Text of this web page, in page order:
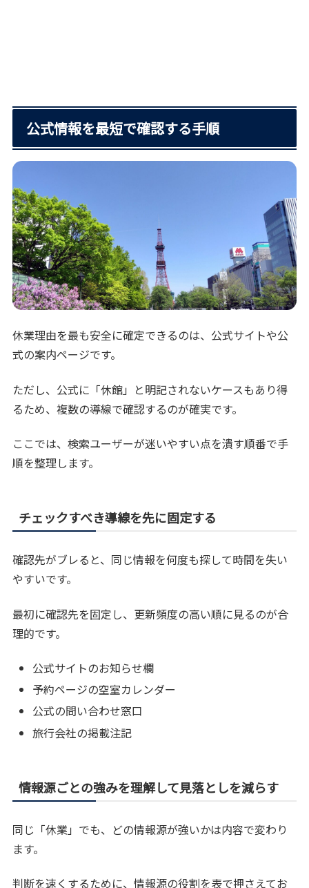
公式情報を最短で確認する手順
休業理由を最も安全に確定できるのは、公式サイトや公
式の案内ページです。
ただし、公式に「休館」と明記されないケースもあり得
るため、複数の導線で確認するのが確実です。
ここでは、検索ユーザーが迷いやすい点を潰す順番で手
順を整理します。
チェックすべき導線を先に固定する
確認先がブレると、同じ情報を何度も探して時間を失い
やすいです。
最初に確認先を固定し、更新頻度の高い順に見るのが合
理的です。
公式サイトのお知らせ欄
予約ページの空室カレンダー
公式の問い合わせ窓口
旅行会社の掲載注記
情報源ごとの強みを理解して見落としを減らす
同じ「休業」でも、どの情報源が強いかは内容で変わり
ます。
判断を速くするために、情報源の役割を表で押さえてお